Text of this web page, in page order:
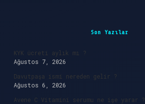
Son Yazılar
KYK ücreti aylık mı ?
Ağustos 7, 2026
Davutpaşa ismi nereden gelir ?
Ağustos 6, 2026
Avene C Vitamini serumu ne işe yarar ?